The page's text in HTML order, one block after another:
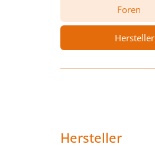
Foren
Hersteller
Hersteller